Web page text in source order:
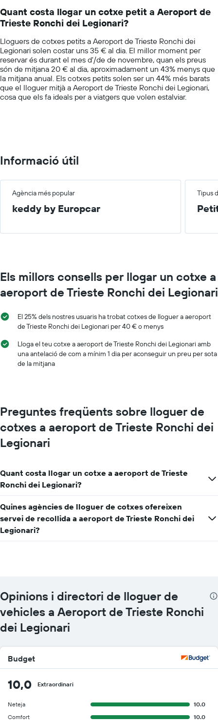
empreses
indicades
categories.
The
has
1
Y
axis
displaying
values.
Range:
Quant costa llogar un cotxe petit a Aeroport de
Trieste Ronchi dei Legionari?
Lloguers de cotxes petits a Aeroport de Trieste Ronchi dei
Legionari solen costar uns 35 € al dia. El millor moment per
reservar és durant el mes d'/de de novembre, quan els preus
són de mitjana 20 € al dia, aproximadament un 43% menys que
la mitjana anual. Els cotxes petits solen ser un 44% més barats
que el lloguer mitjà a Aeroport de Trieste Ronchi dei Legionari,
cosa que els fa ideals per a viatgers que volen estalviar.
Informació útil
Agència més popular Tipus
keddy by Europcar
Els millors consells per llogar un cotxe a
aeroport de Trieste Ronchi dei Legionari
El 25% dels nostres usuaris ha trobat cotxes de lloguer a aeroport
de Trieste Ronchi dei Legionari per 40 € o menys
Lloga el teu cotxe a aeroport de Trieste Ronchi dei Legionari amb
una antelació de com a mínim 1 dia per aconseguir un preu per sota
de la mitjana
Preguntes freqüents sobre lloguer de
cotxes a aeroport de Trieste Ronchi dei
Legionari
Quant costa llogar un cotxe a aeroport de Trieste
Ronchi dei Legionari?
Quines agències de lloguer de cotxes ofereixen
servei de recollida a aeroport de Trieste Ronchi dei
Legionari?
Opinions i directori de lloguer de
vehicles a Aeroport de Trieste Ronchi
dei Legionari
Budget
10,0 Extraordinari
Neteja
10.0
Comfort
10.0